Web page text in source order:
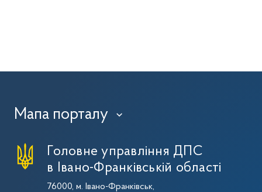
Мапа порталу ›
Головне управління ДПС
в Івано-Франківській області
76000, м. Івано-Франківськ,